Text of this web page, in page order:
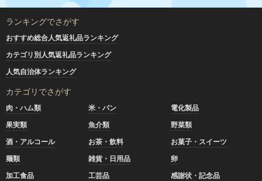
ランキングでさがす
おすすめ総合人気返礼品ランキング
カテゴリ別人気返礼品ランキング
人気自治体ランキング
カテゴリでさがす
肉・ハム類 米・パン
電化製品
果実類
魚介類
野菜類
酒・アルコール
お茶・飲料
お菓子・スイーツ
麺類
雑貨・日用品
卵
加工食品
工芸品
感謝状・記念品